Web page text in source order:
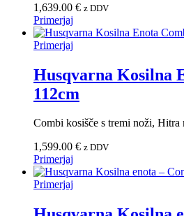
1,639.00 € z DDV
Primerjaj
Primerjaj
Husqvarna Kosilna
112cm
Combi kosišče s tremi noži,
1,599.00 € z DDV
Primerjaj
Primerjaj